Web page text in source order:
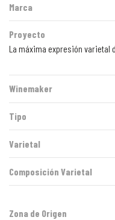
Marca
Proyecto
La máxima expresión varietal
Winemaker
Tipo
Varietal
Composición Varietal
Zona de Origen